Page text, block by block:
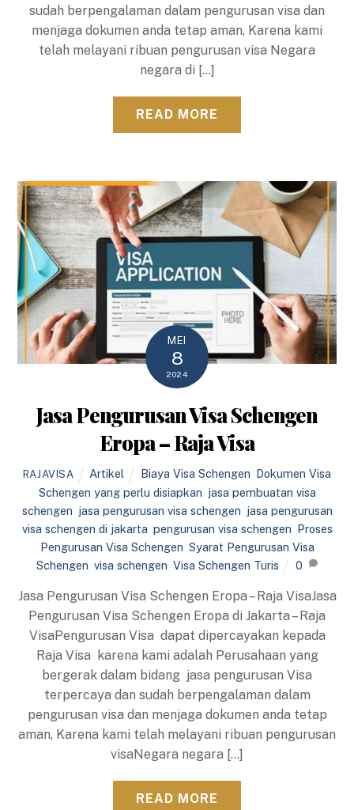
sudah berpengalaman dalam pengurusan visa dan
menjaga dokumen anda tetap aman, Karena kami
telah melayani ribuan pengurusan visa Negara
negara di […]
READ MORE
MEI
8
2024
Jasa Pengurusan Visa Schengen
Eropa – Raja Visa
RAJAVISA Artikel Biaya Visa Schengen Dokumen Visa
Schengen yang perlu disiapkan jasa pembuatan visa
schengen jasa pengurusan visa schengen jasa pengurusan
visa schengen di jakarta pengurusan visa schengen Proses
Pengurusan Visa Schengen Syarat Pengurusan Visa
Schengen visa schengen Visa Schengen Turis 0
Jasa Pengurusan Visa Schengen Eropa – Raja VisaJasa
Pengurusan Visa Schengen Eropa di Jakarta – Raja
VisaPengurusan Visa dapat dipercayakan kepada
Raja Visa karena kami adalah Perusahaan yang
bergerak dalam bidang jasa pengurusan Visa
terpercaya dan sudah berpengalaman dalam
pengurusan visa dan menjaga dokumen anda tetap
aman, Karena kami telah melayani ribuan pengurusan
visaNegara negara […]
READ MORE